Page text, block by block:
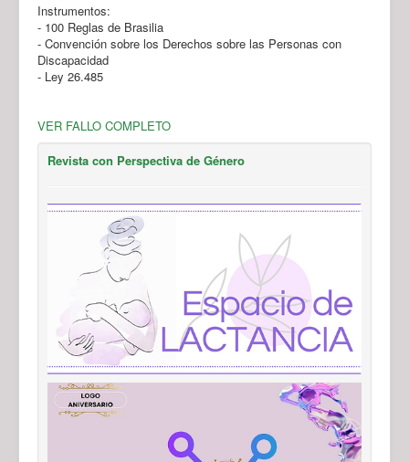
Instrumentos:
- 100 Reglas de Brasilia
- Convención sobre los Derechos sobre las Personas con
Discapacidad
- Ley 26.485
VER FALLO COMPLETO
Revista con Perspectiva de Género